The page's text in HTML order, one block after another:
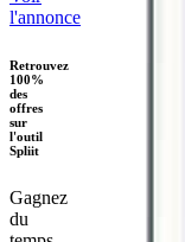
l'annonce
Retrouvez
100%
des
offres
sur
l'outil
Spliit
Gagnez
du